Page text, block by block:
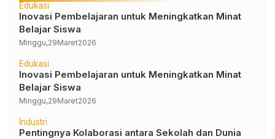
Edukasi
Inovasi Pembelajaran untuk Meningkatkan Minat
Belajar Siswa
Minggu,29Maret2026
Edukasi
Inovasi Pembelajaran untuk Meningkatkan Minat
Belajar Siswa
Minggu,29Maret2026
Industri
Pentingnya Kolaborasi antara Sekolah dan Dunia